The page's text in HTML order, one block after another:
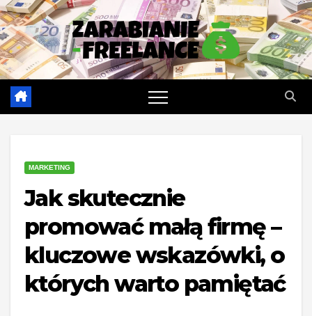
Skip
to
content
MARKETING
Jak skutecznie
promować małą firmę –
kluczowe wskazówki, o
których warto pamiętać